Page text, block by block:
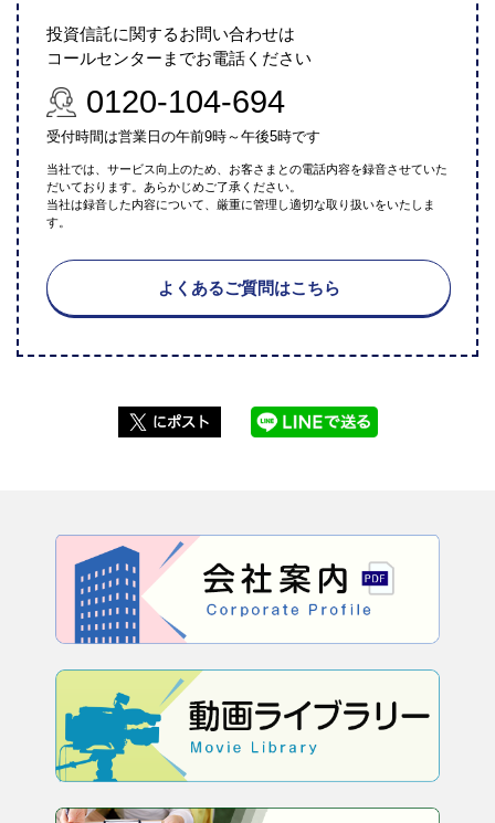
投資信託に関するお問い合わせは
コールセンターまでお電話ください
0120-104-694
受付時間は営業日の午前9時～午後5時です
当社では、サービス向上のため、お客さまとの電話内容を録音させていた
だいております。あらかじめご了承ください。
当社は録音した内容について、厳重に管理し適切な取り扱いをいたしま
す。
よくあるご質問はこちら